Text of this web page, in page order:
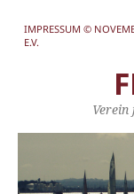
IMPRESSUM ©
E.V.